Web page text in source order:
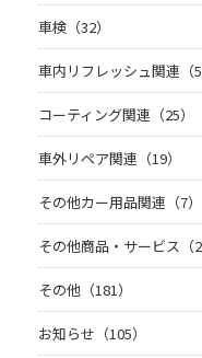
車検（32）
車内リフレッシュ関連（5
コーティング関連（25）
車外リペア関連（19）
その他カー用品関連（7）
その他商品・サービス（
その他（181）
お知らせ（105）